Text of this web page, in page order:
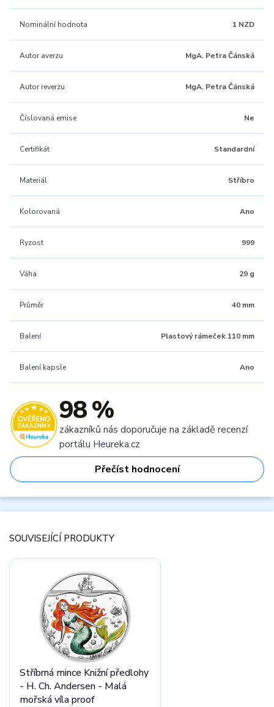
Nominální hodnota 1 NZD
Autor averzu MgA. Petra Čánská
Autor reverzu MgA. Petra Čánská
Číslovaná emise Ne
Certifikát Standardní
Materiál Stříbro
Kolorovaná Ano
Ryzost 999
Váha 29 g
Průměr 40 mm
Balení Plastový rámeček 110 mm
Balení kapsle Ano
98 %
zákazníků nás doporučuje na základě recenzí
portálu Heureka.cz
Přečíst hodnocení
SOUVISEJÍCÍ PRODUKTY
Stříbrná mince Knižní předlohy
- H. Ch. Andersen - Malá
mořská víla proof